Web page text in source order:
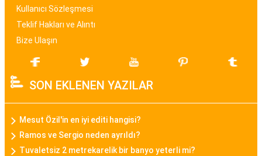
modelleri, kullanıcıların tarzına uygun seçenekler
sunar.
Teknolojinin gelişimi ile birlikte bayan akıllı saat
modelleri de popülerlik kazanmıştır. Bu modeller,
sadece zamanı göstermekle kalmayıp, fitness
takibi, çağrı bildirimleri, müzik kontrolü gibi
fonksiyonları da içinde barındırarak günümüz
kadınının aktif yaşam tarzına uygun bir seçenek
Kullanıcı Sözleşmesi
Teklif Hakları ve Alıntı
Bize Ulaşın
SON EKLENEN YAZILAR
Mesut Özil'in en iyi editi hangisi?
Ramos ve Sergio neden ayrıldı?
Tuvaletsiz 2 metrekarelik bir banyo yeterli mi?